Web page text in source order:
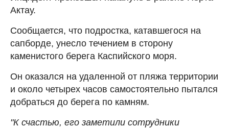
Актау.
Сообщается, что подростка, катавшегося на
сапборде, унесло течением в сторону
каменистого берега Каспийского моря.
Он оказался на удаленной от пляжа территории
и около четырех часов самостоятельно пытался
добраться до берега по камням.
"К счастью, его заметили сотрудники